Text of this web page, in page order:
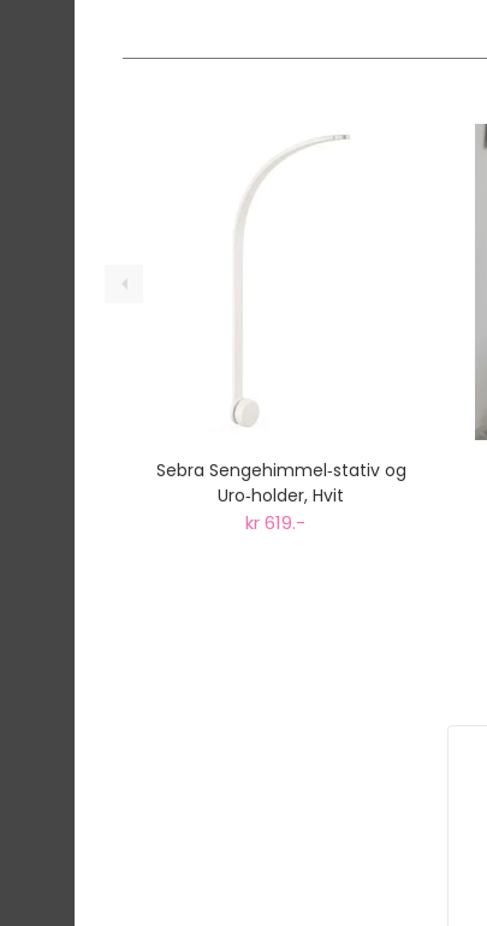
Sebra Sengehimmel‑stativ og
Uro‑holder, Hvit
kr 619.-